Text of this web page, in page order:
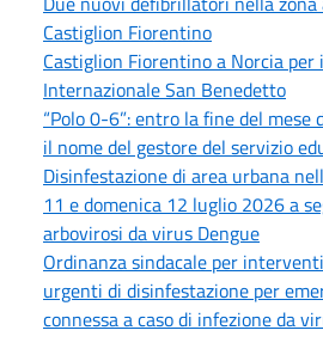
Castiglion Fiorentino
Castiglion Fiorentino a Norcia per
Internazionale San Benedetto
“Polo 0-6”: entro la fine del mese
il nome del gestore del servizio
Disinfestazione di area urbana
11 e domenica 12 luglio 2026 a
arbovirosi da virus Dengue
Ordinanza sindacale per
urgenti di disinfestazione per
connessa a caso di infezione da